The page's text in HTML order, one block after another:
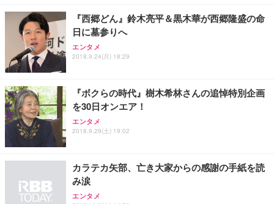
ョン PCチェア 通気性メッシュ ゲーミング/勉強/事
務用 おしゃれ パソコンチェア (ブラック)
Sezlife オフィスチェア デスクチェア 疲れない テレ
ワーク チェア 強化バックレスト 30度ロッキング機
能 人間工学 椅子 腰サポート 90度跳ね上げ式アーム
務用 おしゃれ パソコンチェア (ホワイト)
ANDWINT オフィスチェア デスクチェア 肘なし メ
ッシュ 通気性 ランバーサポート付き 腰サポート ガ
ス圧無段階昇降 360度回転 キャスター付き コンパク
【整備済み品】Dell E2724HS 27インチ 液晶モニタ
ー フルHD（1920×1080）VA 非光沢 HDMI/DisplayP
ort/VGA スピーカー内蔵 高さ調整 スイベル VESA対
【MiniLED/24.5inch/280Hz/FHD】GRAPHT THE S
HOOTER Gaming Monitor 24” Essential ゲーミン
グモニター QD 24.5インチ 1ms FHD 量子ドット 残
Smart Basic(スマートベーシック) 【Amazon.co.jp
限定】 Smart Basic アイリスオーヤマ ペットシーツ
超厚型 お徳用 ワイド 100枚入 (x 1) (ケース販売)
アイリスオーヤマ ペットシーツ 超厚型 お徳用 レギ
ュラー 200枚入【Amazon.co.jp限定】
『西郷どん』鈴木亮平＆黒木華が西郷隆盛の命
日に墓参りへ
エンタメ
2018.9.24(月) 18:29
『ボクらの時代』樹木希林さんの追悼特別企画
を30日オンエア！
エンタメ
2018.9.29(土) 19:02
カラテカ矢部、亡き大家からの感謝の手紙を読
み涙
エンタメ